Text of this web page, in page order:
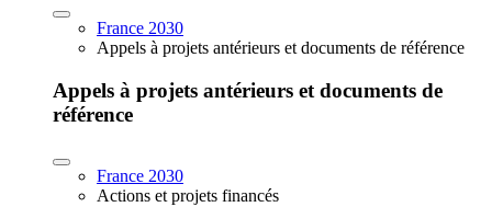
France 2030
Appels à projets antérieurs et documents de référence
Appels à projets antérieurs et documents de
référence
France 2030
Actions et projets financés